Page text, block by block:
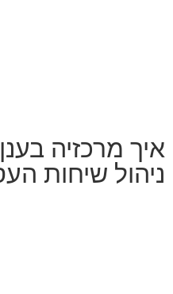
איך מרכזיה
ניהול שיחות